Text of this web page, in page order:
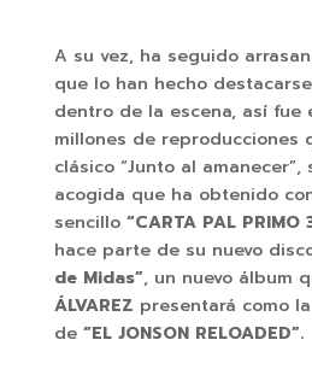
A su vez, ha seguido
que lo han hecho
dentro de la escena, así fue
millones de reproducciones
clásico “Junto al
acogida que ha obtenido
sencillo “CARTA PAL PRIMO
hace parte de su nuevo
de Midas”, un nuevo álbum
ÁLVAREZ presentará como
de “EL JONSON RELOADED”.